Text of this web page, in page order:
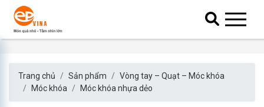
Trang chủ Sản phẩm
Vòng tay – Quạt – Móc khóa
Móc khóa
Móc khóa nhựa dẻo